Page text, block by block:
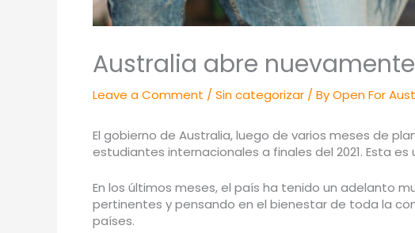
Australia abre
Leave a Comment / Sin categorizar / ByOpen For
El gobierno de Australia, luego de varios meses de
estudiantes internacionales a finales del 2021. Esta
En los últimos meses, el país ha tenido un adelanto
pertinentes y pensando en el bienestar de toda la
países.